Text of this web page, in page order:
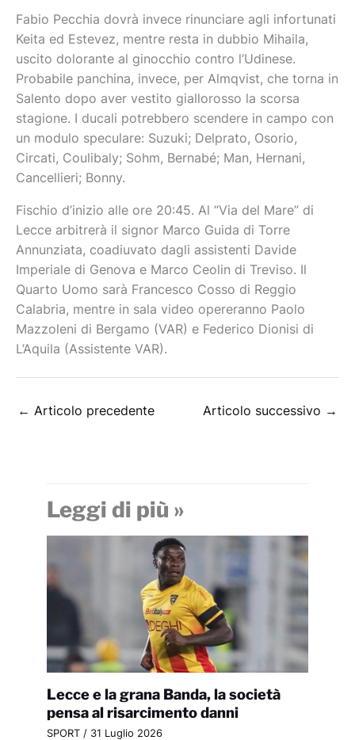
Fabio Pecchia dovrà invece rinunciare agli infortunati
Keita ed Estevez, mentre resta in dubbio Mihaila,
uscito dolorante al ginocchio contro l’Udinese.
Probabile panchina, invece, per Almqvist, che torna in
Salento dopo aver vestito giallorosso la scorsa
stagione. I ducali potrebbero scendere in campo con
un modulo speculare: Suzuki; Delprato, Osorio,
Circati, Coulibaly; Sohm, Bernabé; Man, Hernani,
Cancellieri; Bonny.
Fischio d’inizio alle ore 20:45. Al “Via del Mare” di
Lecce arbitrerà il signor Marco Guida di Torre
Annunziata, coadiuvato dagli assistenti Davide
Imperiale di Genova e Marco Ceolin di Treviso. Il
Quarto Uomo sarà Francesco Cosso di Reggio
Calabria, mentre in sala video opereranno Paolo
Mazzoleni di Bergamo (VAR) e Federico Dionisi di
L’Aquila (Assistente VAR).
← Articolo precedente Articolo successivo →
Leggi di più »
Lecce e la grana Banda, la società
pensa al risarcimento danni
SPORT/ 31 Luglio 2026